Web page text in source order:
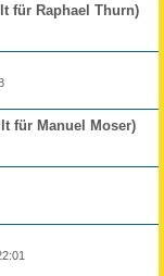
für Raphael Thurn)
für Manuel Moser)